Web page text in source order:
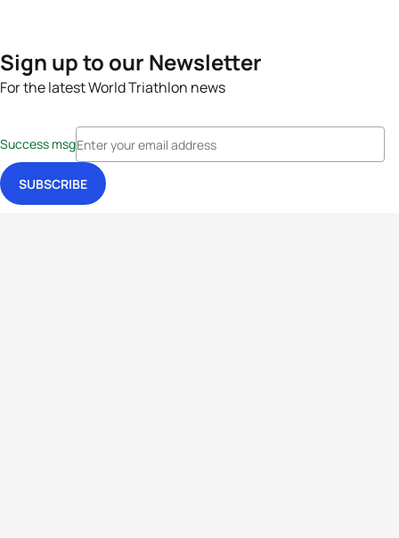
Sign up to our Newsletter
For the latest World Triathlon news
Success msg